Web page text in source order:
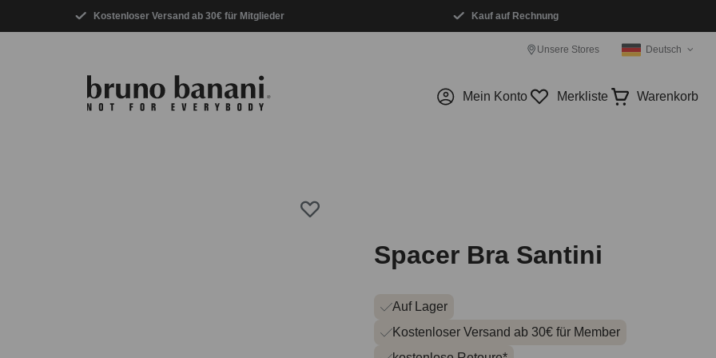
Kostenloser Versand ab 30€ für Mitglieder Kauf auf Rechnung
Unsere Stores Deutsch
Mein Konto Merkliste Warenkorb
Spacer Bra Santini
Auf Lager
Kostenloser Versand ab 30€ für Member